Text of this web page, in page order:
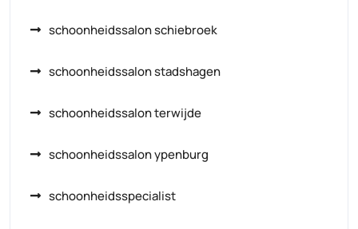
schoonheidssalon schiebroek
schoonheidssalon stadshagen
schoonheidssalon terwijde
schoonheidssalon ypenburg
schoonheidsspecialist